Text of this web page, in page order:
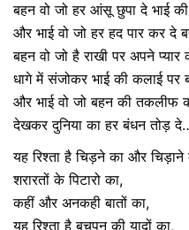
बहन वो जो हर आंसू छुपा दे भाई
और भाई वो जो हर हद पार कर दे
बहन वो जो है राखी पर अपने प्यार
धागे में संजोकर भाई की कलाई पर
और भाई वो जो बहन की तकलीफ
देखकर दुनिया का हर बंधन तोड़
यह रिश्ता है चिड़ने का और चिड़ाने
शरारतों के पिटारो का,
कहीं और अनकही बातों का,
यह रिश्ता है बचपन की यादों का,